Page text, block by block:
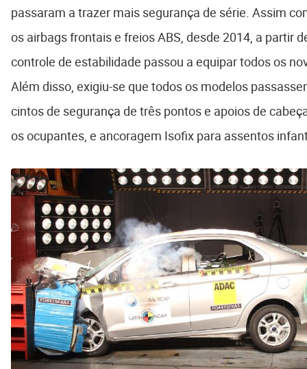
passaram a trazer mais segurança de série. Assim
os airbags frontais e freios ABS, desde 2014, a partir
controle de estabilidade passou a equipar todos os
Além disso, exigiu-se que todos os modelos
cintos de segurança de três pontos e apoios de
os ocupantes, e ancoragem Isofix para assentos